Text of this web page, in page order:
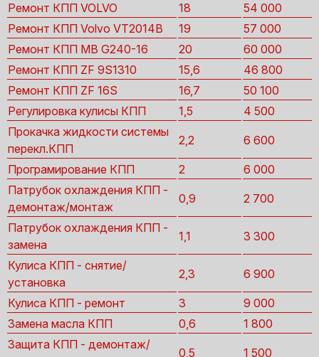
Ремонт КПП VOLVO
18
54 000
Ремонт КПП Volvo VT2014B
19
57 000
Ремонт КПП MB G240-16
20
60 000
Ремонт КПП ZF 9S1310
15,6
46 800
Ремонт КПП ZF 16S
16,7
50 100
Регулировка кулисы КПП
1,5
4 500
Прокачка жидкости системы
перекл.КПП
2,2 6 600
Програмирование КПП 2
6 000
Патрубок охлаждения КПП -
демонтаж/монтаж
0,9 2 700
Патрубок охлаждения КПП -
замена
1,1 3 300
Кулиса КПП - снятие/
установка
2,3 6 900
Кулиса КПП - ремонт 3
9 000
Замена масла КПП
0,6
1 800
Защита КПП - демонтаж/
0,5 1 500